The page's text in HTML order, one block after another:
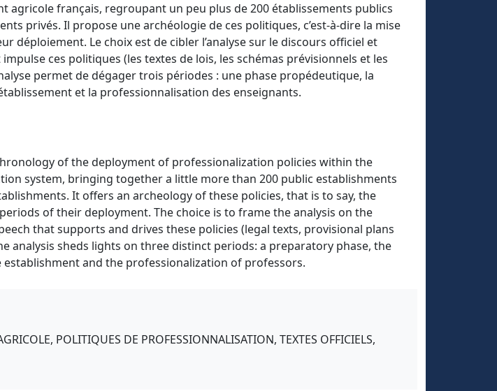
agricole français, regroupant un peu plus de 200 établissements publics
privés. Il propose une archéologie de ces politiques, c’est-à-dire la mise
déploiement. Le choix est de cibler l’analyse sur le discours officiel et
ces politiques (les textes de lois, les schémas prévisionnels et les
permet de dégager trois périodes : une phase propédeutique, la
et la professionnalisation des enseignants.
of the deployment of professionalization policies within the
system, bringing together a little more than 200 public establishments
It offers an archeology of these policies, that is to say, the
of their deployment. The choice is to frame the analysis on the
that supports and drives these policies (legal texts, provisional plans
analysis sheds lights on three distinct periods: a preparatory phase, the
and the professionalization of professors.
POLITIQUES DE PROFESSIONNALISATION, TEXTES OFFICIELS,